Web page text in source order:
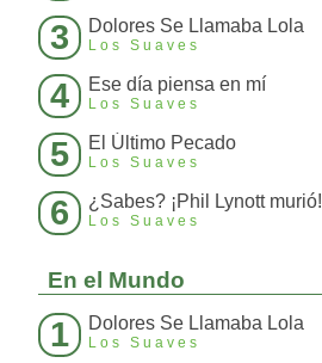
3 Dolores Se Llamaba Lola
Los Suaves
4 Ese día piensa en mí
Los Suaves
5 El Último Pecado
Los Suaves
6 ¿Sabes? ¡Phil Lynott murió!
Los Suaves
En el Mundo
1 Dolores Se Llamaba Lola
Los Suaves